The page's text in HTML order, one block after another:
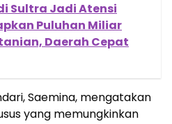
Sultra Jadi Atensi
Puluhan Miliar
Daerah Cepat
Saemina, mengatakan
yang memungkinkan